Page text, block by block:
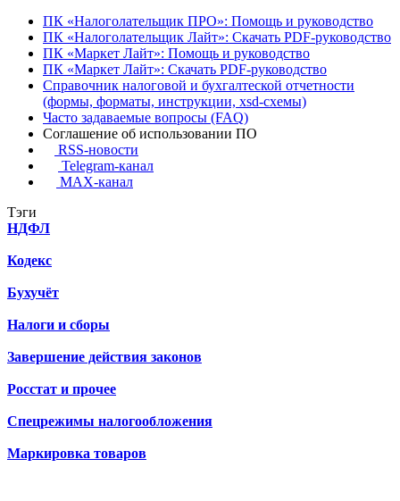
ПК «Налоголательщик ПРО»: Помощь и руководство
ПК «Налоголательщик Лайт»: Скачать PDF-руководство
ПК «Маркет Лайт»: Помощь и руководство
ПК «Маркет Лайт»: Скачать PDF-руководство
Справочник налоговой и бухгалтеской отчетности
(формы, форматы, инструкции, xsd-схемы)
Часто задаваемые вопросы (FAQ)
Соглашение об использовании ПО
RSS-новости
Telegram-канал
MAX-канал
Тэги
НДФЛ
Кодекс
Бухучёт
Налоги и сборы
Завершение действия законов
Росстат и прочее
Спецрежимы налогообложения
Маркировка товаров